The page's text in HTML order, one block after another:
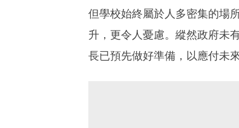
但學校始終屬於人多密集的場
升，更令人憂慮。縱然政府未
長已預先做好準備，以應付未